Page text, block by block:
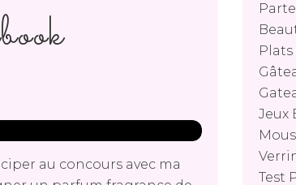
au concours avec ma
Plats
Jeux
Test